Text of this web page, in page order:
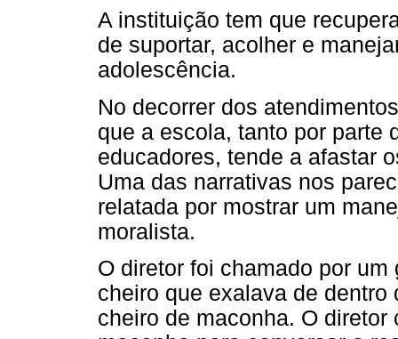
A instituição tem que
de suportar, acolher e
adolescência.
No decorrer dos
que a escola, tanto por parte
educadores, tende a afastar
Uma das narrativas nos
relatada por mostrar um
moralista.
O diretor foi chamado por
cheiro que exalava de
cheiro de maconha. O